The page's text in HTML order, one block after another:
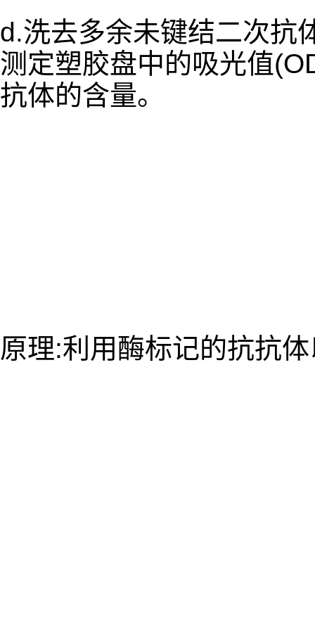
d.洗去多余未键结二次抗
测定塑胶盘中的吸光值
抗体的含量。
原理:利用酶标记的抗抗